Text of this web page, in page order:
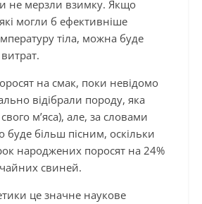
не мерзли взимку. Якщо
могли б ефективніше
тіла, можна буде
на смак, поки невідомо
відібрали породу, яка
м’яса), але, за словами
буде більш пісним, оскільки
народжених поросят на 24%
свиней.
це значне наукове